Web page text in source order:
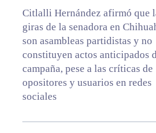
Citlalli Hernández afirmó que
giras de la senadora en
son asambleas partidistas y no
constituyen actos anticipados
campaña, pese a las críticas de
opositores y usuarios en redes
sociales